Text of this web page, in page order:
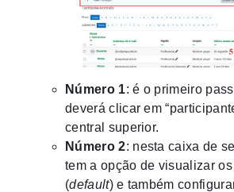
Número 1: é o primeiro
deverá clicar em
central superior.
Número 2: nesta caixa de
tem a opção de visualizar
(default) e também